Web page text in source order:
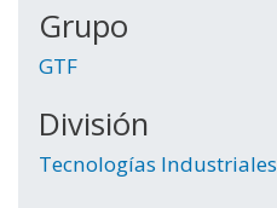
Grupo
GTF
División
Tecnologías Industriales